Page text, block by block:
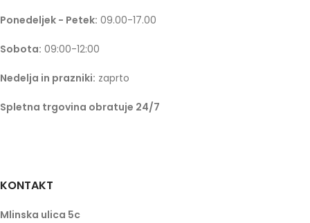
Ponedeljek - Petek: 09.00-17.00
Sobota: 09:00-12:00
Nedelja in prazniki: zaprto
Spletna trgovina obratuje 24/7
KONTAKT
Mlinska ulica 5c